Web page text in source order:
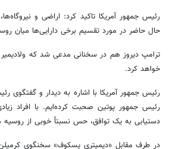
رئیس جمهور آمریکا تاکید کرد: اراضی و
حال حاضر در مورد تقسیم برخی دارایی‌ها میان
ترامپ دیروز هم در سخنانی مدعی شد که
خواهد کرد.
رئیس جمهور آمریکا با اشاره به دیدار و گفتگوی
رئیس جمهور پوتین صحبت کرده‌ایم. با افراد
دستیابی به یک توافق، حس نسبتاً خوبی از روسیه
در طرف مقابل «دیمیتری پسکوف» سخنگوی کرمیلن